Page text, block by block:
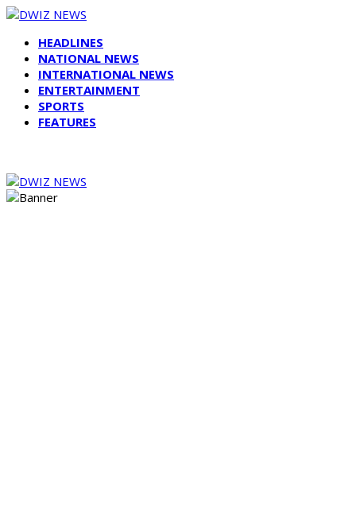
HEADLINES
NATIONAL NEWS
INTERNATIONAL NEWS
ENTERTAINMENT
SPORTS
FEATURES